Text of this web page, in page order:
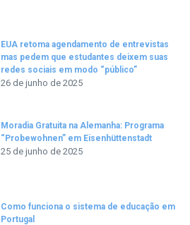
EUA retoma agendamento de entrevistas
mas pedem que estudantes deixem suas
redes sociais em modo “público”
26 de junho de 2025
Moradia Gratuita na Alemanha: Programa
“Probewohnen” em Eisenhüttenstadt
25 de junho de 2025
Como funciona o sistema de educação em
Portugal